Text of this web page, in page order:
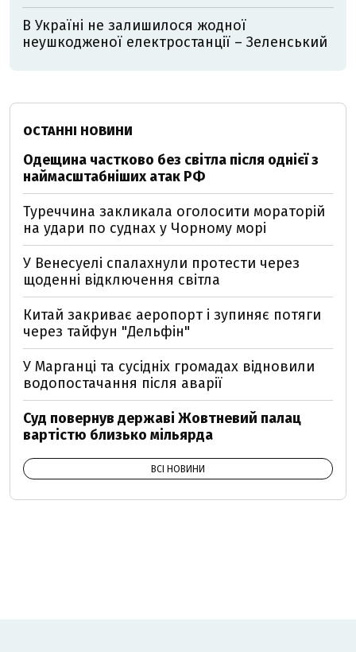
В Україні не залишилося жодної
неушкодженої електростанції – Зеленський
ОСТАННІ НОВИНИ
Одещина частково без світла після однієї з
наймасштабніших атак РФ
Туреччина закликала оголосити мораторій
на удари по суднах у Чорному морі
У Венесуелі спалахнули протести через
щоденні відключення світла
Китай закриває аеропорт і зупиняє потяги
через тайфун "Дельфін"
У Марганці та сусідніх громадах відновили
водопостачання після аварії
Суд повернув державі Жовтневий палац
вартістю близько мільярда
ВСІ НОВИНИ